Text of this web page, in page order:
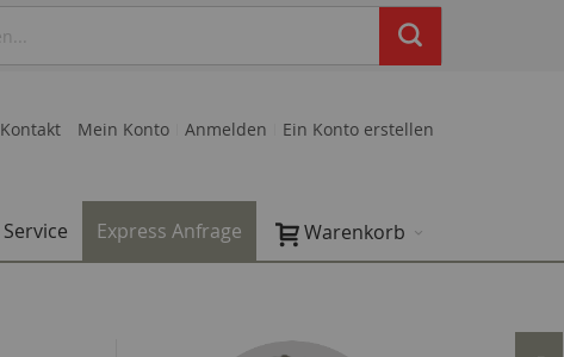
Mein Konto Anmelden Ein Konto erstellen
Kontakt
Warenkorb
Express Anfrage
Service